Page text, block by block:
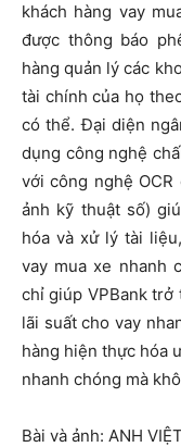
khách hàng vay
được thông báo
hàng quản lý các
tài chính của họ
có thể. Đại diện
dụng công nghệ
với công nghệ
ảnh kỹ thuật số)
hóa và xử lý tài
vay mua xe nhanh
chỉ giúp VPBank trở
lãi suất cho vay
hàng hiện thực hóa
nhanh chóng mà
Bài và ảnh: ANH VIỆT